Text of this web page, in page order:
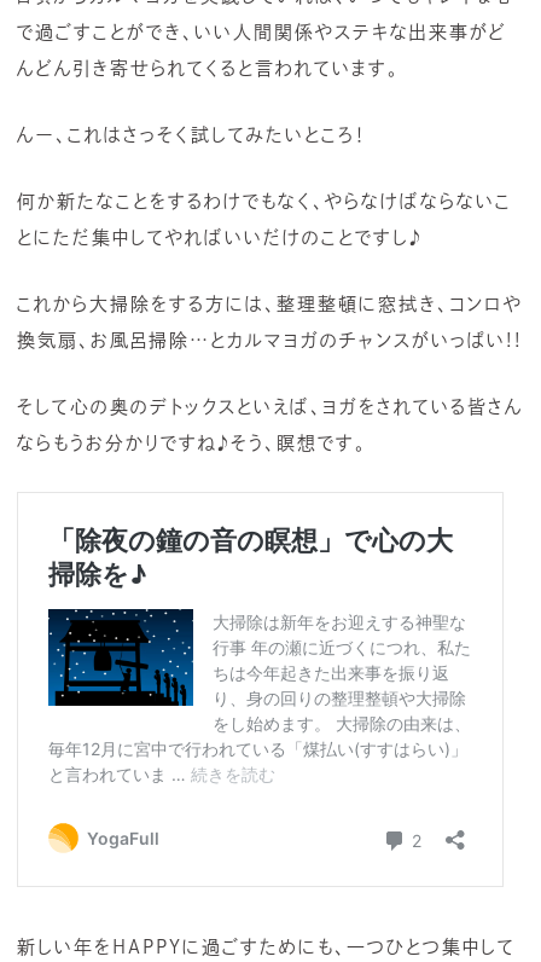
で過ごすことができ、いい人間関係やステキな出来事がど
んどん引き寄せられてくると言われています。
んー、これはさっそく試してみたいところ！
何か新たなことをするわけでもなく、やらなけばならないこ
とにただ集中してやればいいだけのことですし♪
これから大掃除をする方には、整理整頓に窓拭き、コンロや
換気扇、お風呂掃除…とカルマヨガのチャンスがいっぱい!!
そして心の奥のデトックスといえば、ヨガをされている皆さん
ならもうお分かりですね♪そう、瞑想です。
新しい年をHAPPYに過ごすためにも、一つひとつ集中して